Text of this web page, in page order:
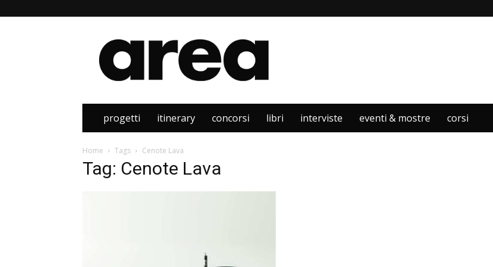
Area
progetti itinerary concorsi libri interviste eventi & mostre corsi
Home Tags Cenote Lava
Tag: Cenote Lava